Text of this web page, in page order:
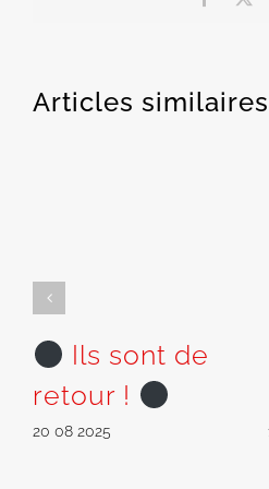
Articles similaires
Ils sont de
retour !
20 08 2025